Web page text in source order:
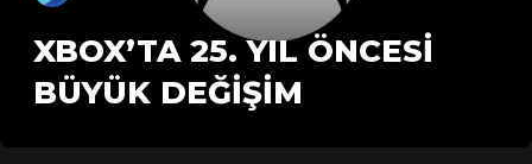
XBOX’TA 25. YIL ÖNCESI
BÜYÜK DEĞIŞIM